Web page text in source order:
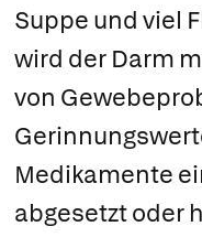
Suppe und viel
wird der Darm
von
Medikamente
abgesetzt oder